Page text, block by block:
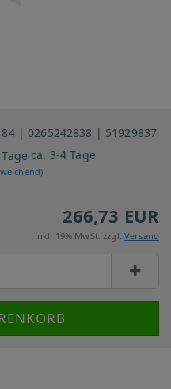
| 0265242838 | 51929837
ca. 3-4 Tage
266,73 EUR
inkl. 19% MwSt. zzgl.Versand